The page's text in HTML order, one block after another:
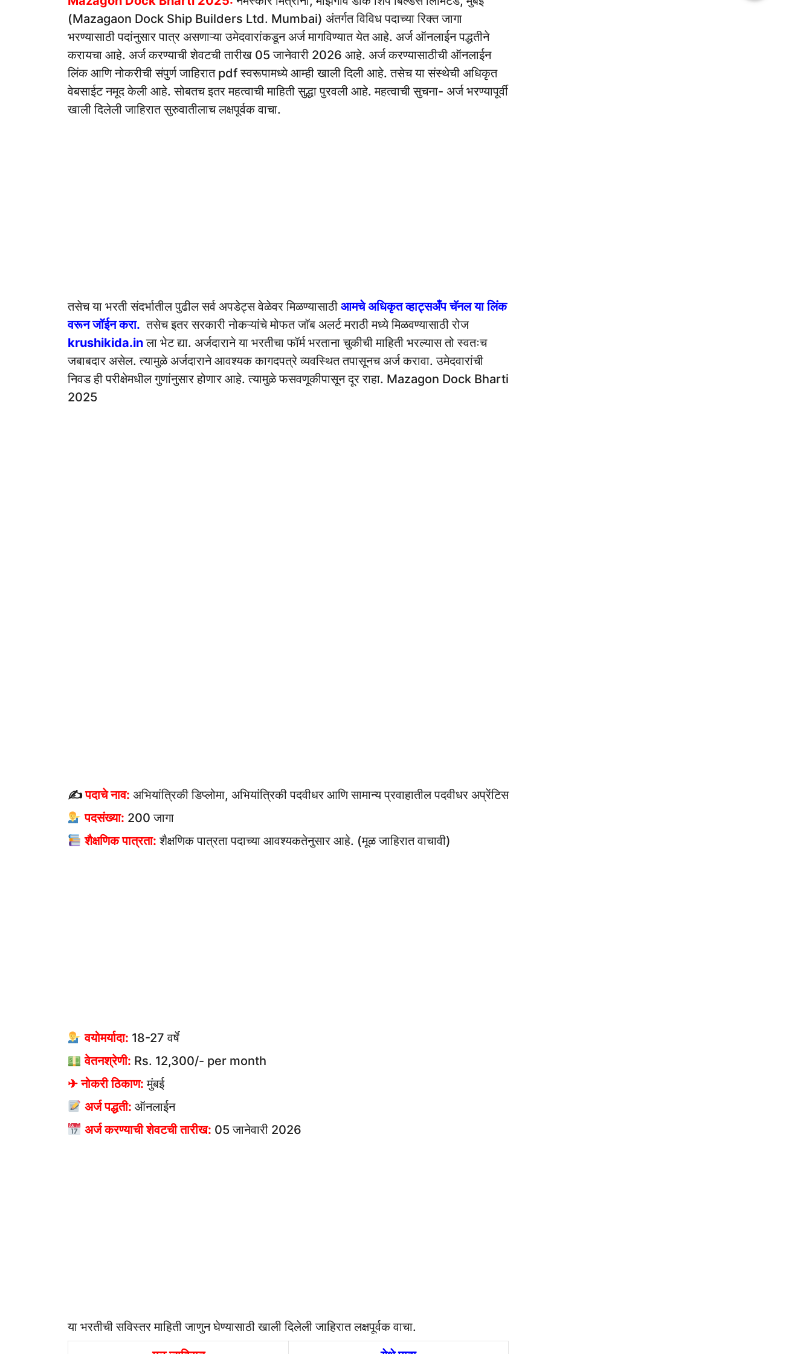
(Mazagaon Dock Ship Builders Ltd. Mumbai) अंतर्गत विविध पदाच्या रिक्त जागा
भरण्यासाठी पदांनुसार पात्र असणाऱ्या उमेदवारांकडून अर्ज मागविण्यात येत आहे. अर्ज ऑनलाईन पद्धतीने
करायचा आहे. अर्ज करण्याची शेवटची तारीख 05 जानेवारी 2026 आहे. अर्ज करण्यासाठीची ऑनलाईन
लिंक आणि नोकरीची संपुर्ण जाहिरात pdf स्वरूपामध्ये आम्ही खाली दिली आहे. तसेच या संस्थेची अधिकृत
वेबसाईट नमूद केली आहे. सोबतच इतर महत्वाची माहिती सुद्धा पुरवली आहे. महत्वाची सुचना- अर्ज भरण्यापूर्वी
खाली दिलेली जाहिरात सुरुवातीलाच लक्षपूर्वक वाचा.
तसेच या भरती संदर्भातील पुढील सर्व अपडेट्स वेळेवर मिळण्यासाठी आमचे अधिकृत व्हाट्सअँप चॅनल या लिंक
वरून जॉईन करा. तसेच इतर सरकारी नोकऱ्यांचे मोफत जॉब अलर्ट मराठी मध्ये मिळवण्यासाठी रोज
krushikida.inला भेट द्या. अर्जदाराने या भरतीचा फॉर्म भरताना चुकीची माहिती भरल्यास तो स्वतःच
जबाबदार असेल. त्यामुळे अर्जदाराने आवश्यक कागदपत्रे व्यवस्थित तपासूनच अर्ज करावा. उमेदवारांची
निवड ही परीक्षेमधील गुणांनुसार होणार आहे. त्यामुळे फसवणूकीपासून दूर राहा. Mazagon Dock Bharti
2025
✍पदाचे नाव: अभियांत्रिकी डिप्लोमा, अभियांत्रिकी पदवीधर आणि सामान्य प्रवाहातील पदवीधर अप्रेंटिस
पदसंख्या: 200 जागा
शैक्षणिक पात्रता: शैक्षणिक पात्रता पदाच्या आवश्यकतेनुसार आहे. (मूळ जाहिरात वाचावी)
वयोमर्यादा: 18-27 वर्षे
वेतनश्रेणी: Rs. 12,300/- per month
✈ नोकरी ठिकाण: मुंबई
अर्ज पद्धती: ऑनलाईन
अर्ज करण्याची शेवटची तारीख: 05 जानेवारी 2026
या भरतीची सविस्तर माहिती जाणुन घेण्यासाठी खाली दिलेली जाहिरात लक्षपूर्वक वाचा.